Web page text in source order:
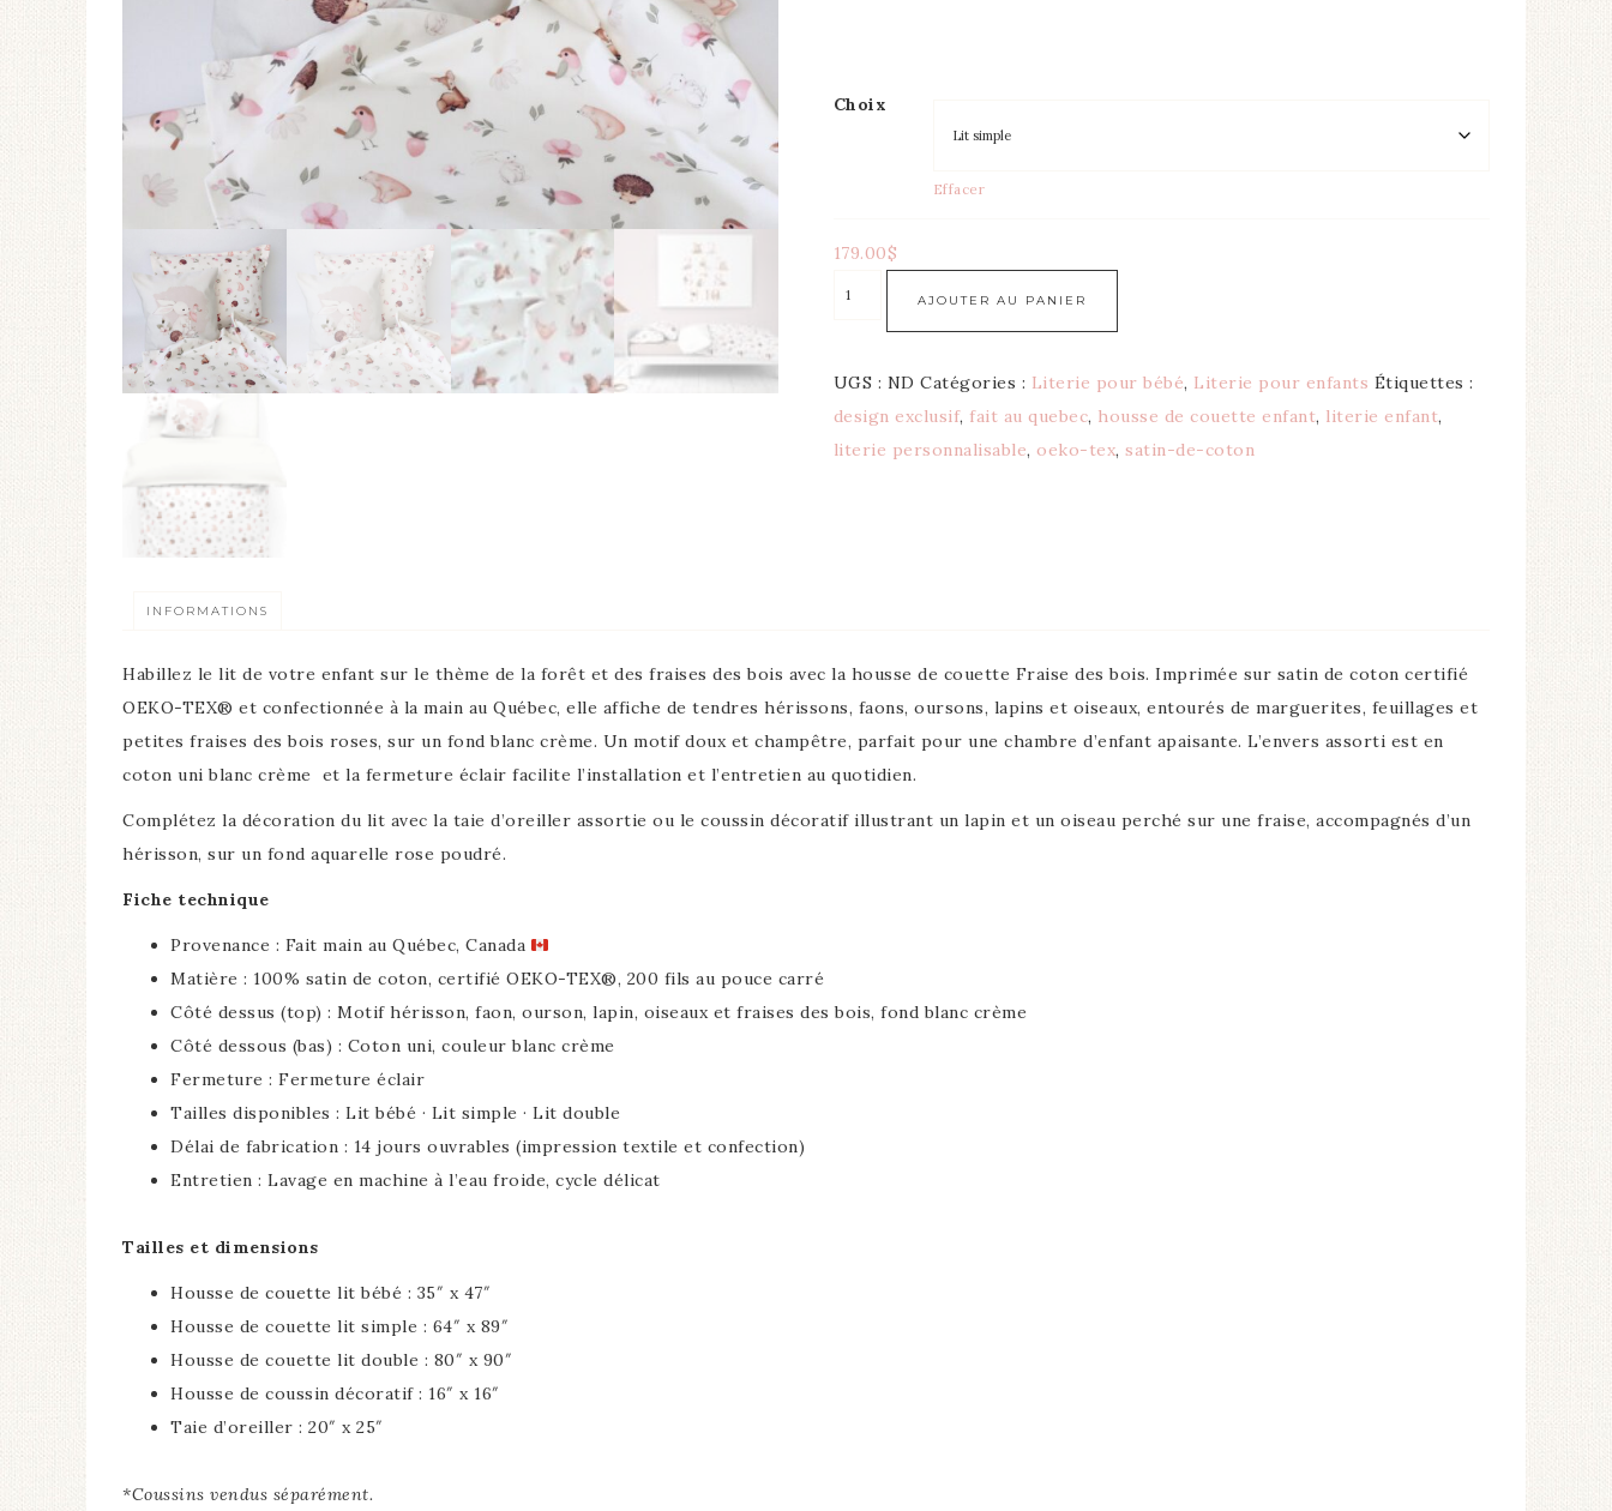
Choix
Effacer
179.00$
AJOUTER AU PANIER
UGS : ND Catégories : Literie pour bébé, Literie pour enfants Étiquettes :
design exclusif, fait au quebec, housse de couette enfant, literie enfant,
literie personnalisable, oeko-tex,satin-de-coton
INFORMATIONS
Habillez le lit de votre enfant sur le thème de la forêt et des fraises des bois avec la housse de couette Fraise des bois. Imprimée sur satin de coton certifié
OEKO-TEX® et confectionnée à la main au Québec, elle affiche de tendres hérissons, faons, oursons, lapins et oiseaux, entourés de marguerites, feuillages et
petites fraises des bois roses, sur un fond blanc crème. Un motif doux et champêtre, parfait pour une chambre d’enfant apaisante. L’envers assorti est en
coton uni blanc crème et la fermeture éclair facilite l’installation et l’entretien au quotidien.
Complétez la décoration du lit avec la taie d’oreiller assortie ou le coussin décoratif illustrant un lapin et un oiseau perché sur une fraise, accompagnés d’un
hérisson, sur un fond aquarelle rose poudré.
Fiche technique
Provenance : Fait main au Québec, Canada
Matière : 100% satin de coton, certifié OEKO-TEX®, 200 fils au pouce carré
Côté dessus (top) : Motif hérisson, faon, ourson, lapin, oiseaux et fraises des bois, fond blanc crème
Côté dessous (bas) : Coton uni, couleur blanc crème
Fermeture : Fermeture éclair
Tailles disponibles : Lit bébé · Lit simple · Lit double
Délai de fabrication : 14 jours ouvrables (impression textile et confection)
Entretien : Lavage en machine à l’eau froide, cycle délicat
Tailles et dimensions
Housse de couette lit bébé : 35″ x 47″
Housse de couette lit simple : 64″ x 89″
Housse de couette lit double : 80″ x 90″
Housse de coussin décoratif : 16″ x 16″
Taie d’oreiller : 20″ x 25″
*Coussins vendus séparément.